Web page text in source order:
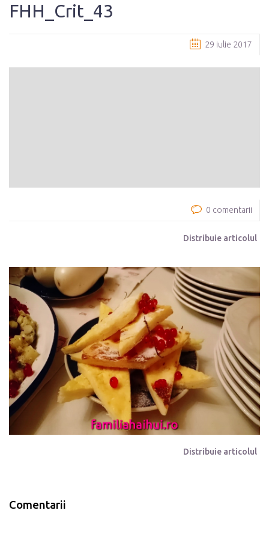
FHH_Crit_43
29 iulie 2017
0 comentarii
Distribuie articolul
Distribuie articolul
Comentarii